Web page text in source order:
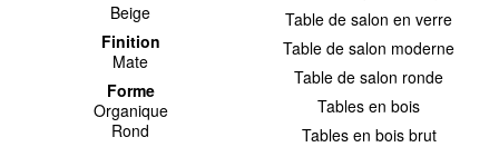
Beige
Finition
Mate
Forme
Organique
Rond
Table de salon en verre
Table de salon moderne
Table de salon ronde
Tables en bois
Tables en bois brut